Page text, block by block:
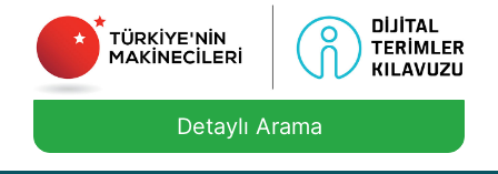
Detaylı Arama